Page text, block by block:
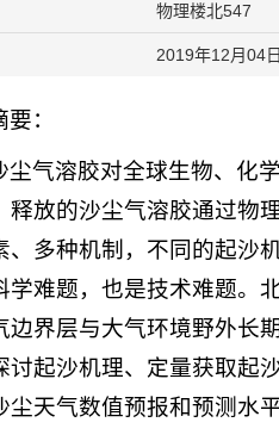
物理楼北547
2019年12月04
要：
尘气溶胶对全球生物、化
释放的沙尘气溶胶通过物
、多种机制，不同的起沙
学难题，也是技术难题。
边界层与大气环境野外长
讨起沙机理、定量获取起
尘天气数值预报和预测水